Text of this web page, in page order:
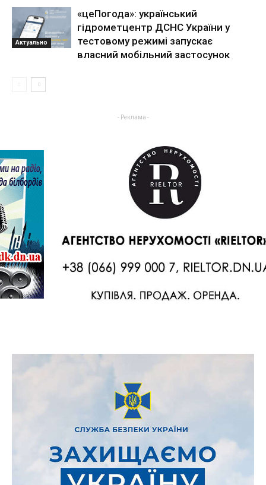
Актуально
«цеПогода»: український
гідрометцентр ДСНС України у
тестовому режимі запускає
власний мобільний застосунок
- Реклама -